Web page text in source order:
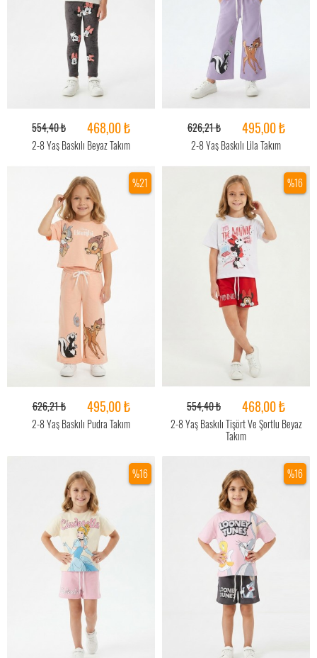
554,40 ₺ 468,00 ₺
2-8 Yaş Baskılı Beyaz Takım
626,21 ₺ 495,00 ₺
2-8 Yaş Baskılı Lila Takım
%21
626,21 ₺ 495,00 ₺
2-8 Yaş Baskılı Pudra Takım
%16
554,40 ₺ 468,00 ₺
2-8 Yaş Baskılı Tişört Ve Şortlu Beyaz
Takım
%16 %16